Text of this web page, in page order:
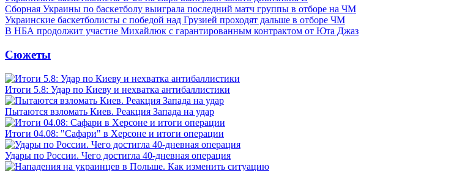
Сборная Украины по баскетболу выиграла последний матч группы в отборе на ЧМ
Украинские баскетболисты с победой над Грузией проходят дальше в отборе ЧМ
В НБА продолжит участие Михайлюк с гарантированным контрактом от Юта Джаз
Сюжеты
Итоги 5.8: Удар по Киеву и нехватка антибаллистики
Пытаются взломать Киев. Реакция Запада на удар
Итоги 04.08: "Сафари" в Херсоне и итоги операции
Удары по России. Чего достигла 40-дневная операция